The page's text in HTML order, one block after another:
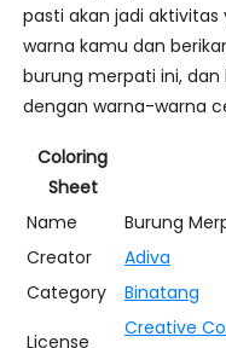
pasti akan jadi
warna kamu dan
burung merpati ini,
dengan warna-warna
Coloring
Sheet
Name
Burung
Creator
Adiva
Category
Binatang
License
Creative